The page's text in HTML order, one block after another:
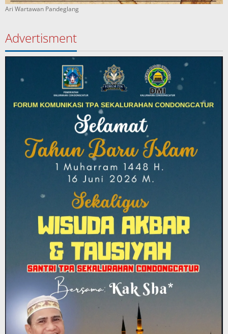
Ari Wartawan Pandeglang
Advertisment